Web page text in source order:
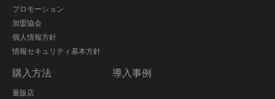
プロモーション
加盟協会
個人情報方針
情報セキュリティ基本方針
購入方法
量販店
導入事例